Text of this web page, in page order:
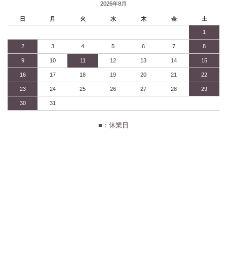
2026年8月
日 月 火 水 木 金 土
1
2 3 4 5 6 7 8
9 10 11 12 13 14 15
16 17 18 19 20 21 22
23 24 25 26 27 28 29
30 31
■：休業日